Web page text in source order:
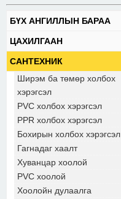
БҮХ АНГИЛЛЫН БАРАА
ЦАХИЛГААН
САНТЕХНИК
Ширэм ба төмөр холбох
хэрэгсэл
PVC холбох хэрэгсэл
PPR холбох хэрэгсэл
Бохирын холбох хэрэгсэл
Гагнадаг хаалт
Хуванцар хоолой
PVC хоолой
Хоолойн дулаалга